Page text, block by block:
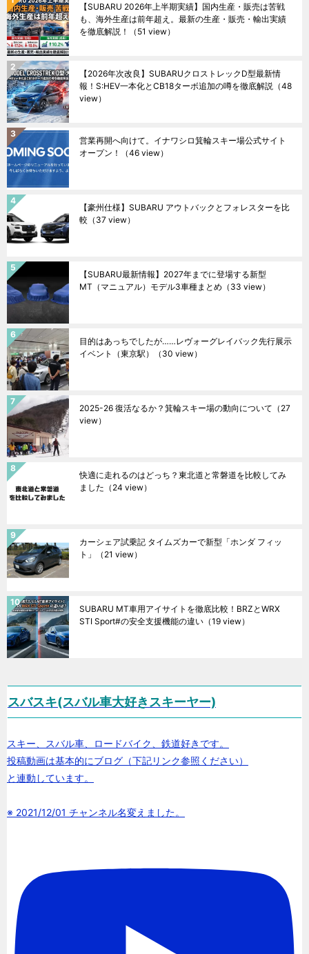
【SUBARU 2026年上半期実績】国内生産・販売は苦戦
も、海外生産は前年超え。最新の生産・販売・輸出実績
を徹底解説！
（51 view）
【2026年次改良】SUBARUクロストレックD型最新情
報！S:HEV一本化とCB18ターボ追加の噂を徹底解説 （48
view）
営業再開へ向けて。イナワシロ箕輪スキー場公式サイト
オープン！
（46 view）
【豪州仕様】SUBARU アウトバックとフォレスターを比
較 （37 view）
【SUBARU最新情報】2027年までに登場する新型
MT（マニュアル）モデル3車種まとめ （33 view）
目的はあっちでしたが……レヴォーグレイバック先行展示
イベント（東京駅）
（30 view）
2025-26 復活なるか？箕輪スキー場の動向について （27
view）
快適に走れるのはどっち？東北道と常磐道を比較してみ
ました （24 view）
カーシェア試乗記 タイムズカーで新型「ホンダ フィッ
ト」
（21 view）
SUBARU MT車用アイサイトを徹底比較！BRZとWRX
STI Sport#の安全支援機能の違い （19 view）
スバスキ(スバル車大好きスキーヤー)
スキー、スバル車、ロードバイク、鉄道好きです。
投稿動画は基本的にブログ（下記リンク参照ください）
と連動しています。
※ 2021/12/01 チャンネル名変えました。